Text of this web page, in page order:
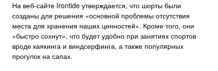
На веб-сайте Irontide утверждается, что шорты были
созданы для решения «основной проблемы отсутствия
места для хранения наших ценностей». Кроме того, они
«быстро сохнут», что будет удобно при занятиях спортов
вроде каякинга и виндсерфинга, а также популярных
прогулок на сапах.